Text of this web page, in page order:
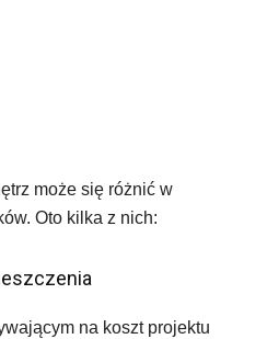
może się różnić w
Oto kilka z nich:
na koszt projektu